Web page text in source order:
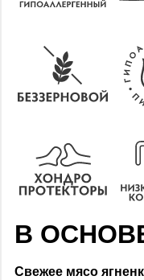
В
Свежее мясо